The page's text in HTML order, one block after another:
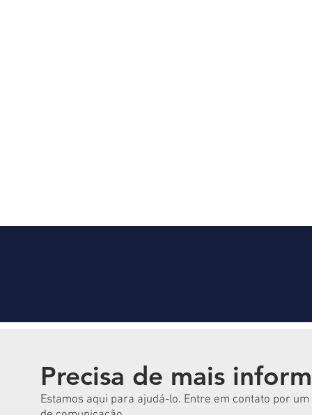
Precisa de mais
Estamos aqui para ajudá-lo. Entre em contato por